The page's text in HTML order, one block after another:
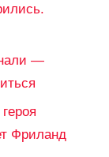
—
Фриланд